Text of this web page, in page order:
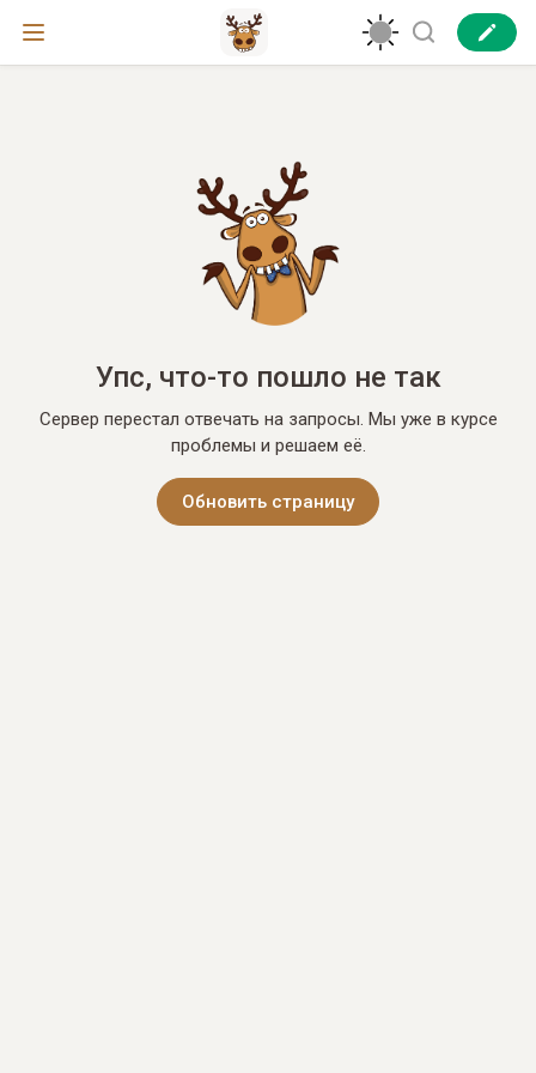
Упс, что-то пошло не так
Сервер перестал отвечать на запросы. Мы уже в курсе
проблемы и решаем её.
Обновить страницу